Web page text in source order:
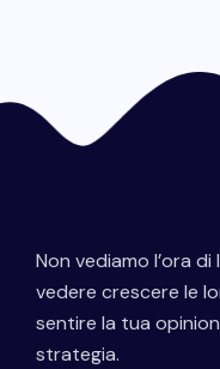
Non vediamo l’ora
vedere crescere le
sentire la tua
strategia.